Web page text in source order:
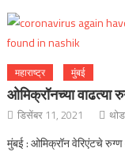
महाराष्ट्र मुंबई
ओमिक्रॉनच्या
डिसेंबर 11, 2021
मुंबई : ओमिक्रॉन वेरिएंटचे